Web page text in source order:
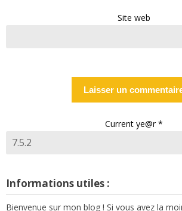
Site web
Current ye@r*
Informations utiles :
Bienvenue sur mon blog ! Si vous avez la